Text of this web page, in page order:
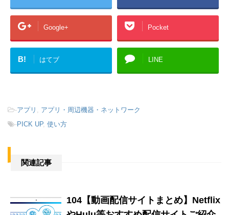
Google+ Pocket
B! はてブ LINE
-アプリ
アプリ・周辺機器・ネットワーク
-PICK UP, 使い方
関連記事
104【動画配信サイトまとめ】Netflix